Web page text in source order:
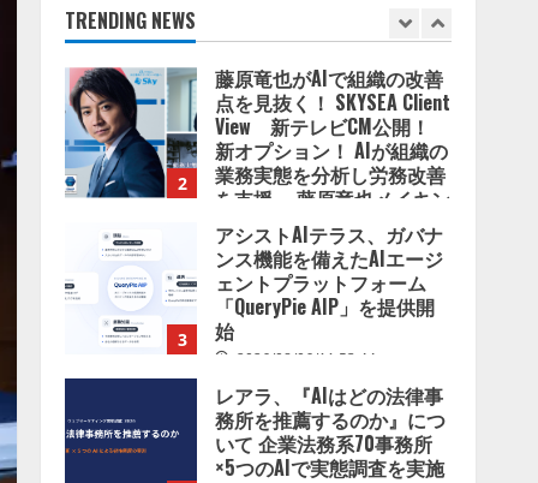
TRENDING NEWS
1
2
藤原竜也がAIで組織の改善
点を見抜く！ SKYSEA Client
View 新テレビCM公開！
新オプション！ AIが組織の
業務実態を分析し労務改善
を支援。 藤原竜也メイキン
グ動画公開 「もしAIが自分
を分析したら、すぐ休めと
言われる自信がある」「昨
年の夏はカブトムシを捕ま
えたり、虫と戦ったり…」
3
アシストAIテラス、ガバナ
ンス機能を備えたAIエージ
ェントプラットフォーム
「QueryPie AIP」を提供開
始
2026/08/06/11:53:44
レアラ、『AIはどの法律事
務所を推薦するのか』につ
いて 企業法務系70事務所
×5つのAIで実態調査を実施